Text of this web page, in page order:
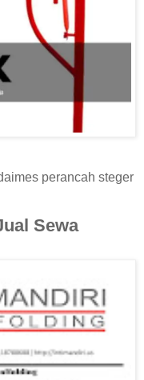
perancah steger
Sewa